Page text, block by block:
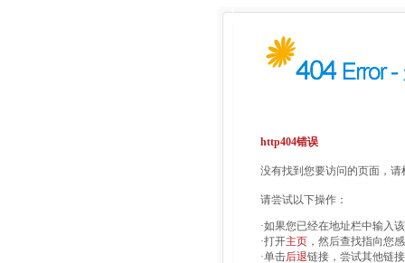
http404错误
没有找到您要访问的页面，
请尝试以下操作：
·如果您已经在地址栏中输入
·打开主页 ，然后查找指向您
·单击后退链接，尝试其他链